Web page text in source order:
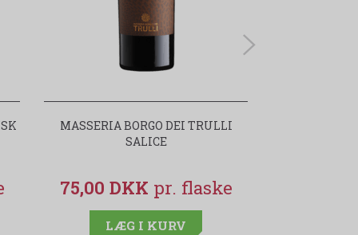
MASSERIA BORGO DEI TRULLI
SALICE
75,00 DKK
LÆG I KURV